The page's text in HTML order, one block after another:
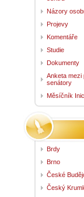
Názory
Projevy
Komentáře
Studie
Dokumenty
Anketa mezi
senátory
Měsíčník
Brdy
Brno
České
Český